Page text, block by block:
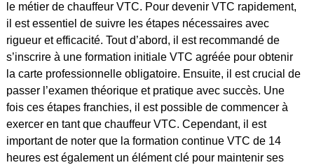
le métier de chauffeur VTC. Pour devenir VTC rapidement,
il est essentiel de suivre les étapes nécessaires avec
rigueur et efficacité. Tout d’abord, il est recommandé de
s’inscrire à une formation initiale VTC agréée pour obtenir
la carte professionnelle obligatoire. Ensuite, il est crucial de
passer l’examen théorique et pratique avec succès. Une
fois ces étapes franchies, il est possible de commencer à
exercer en tant que chauffeur VTC. Cependant, il est
important de noter que la formation continue VTC de 14
heures est également un élément clé pour maintenir ses